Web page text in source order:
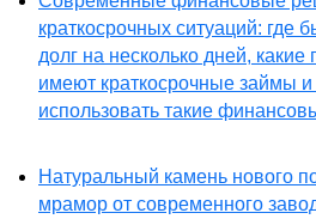
краткосрочных ситуаций: где
долг на несколько дней,
имеют краткосрочные займы и
использовать такие
Натуральный камень нового
мрамор от современного